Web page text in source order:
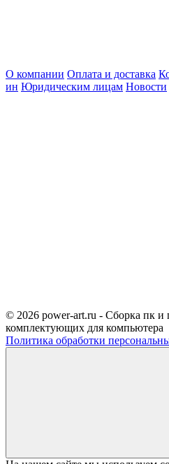
О компании Оплата и доставка
ин Юридическим лицам Новости
© 2026 power-art.ru - Сборка пк и
комплектующих для компьютера
Политика обработки